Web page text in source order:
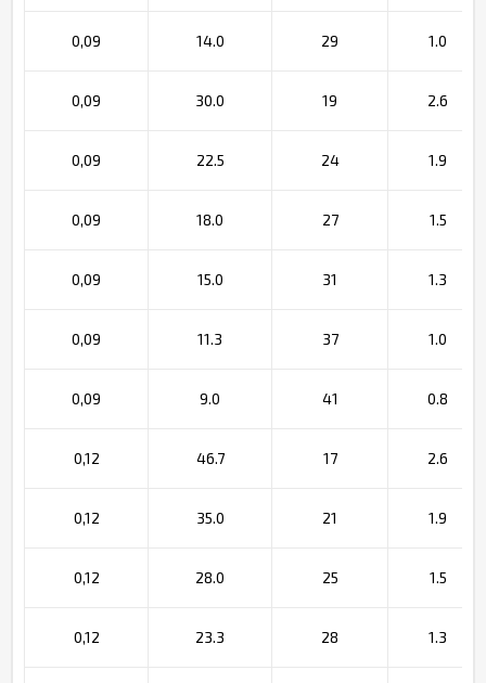
0,09 14.0 29 1.0
0,09 30.0 19 2.6
0,09 22.5 24 1.9
0,09 18.0 27 1.5
0,09 15.0 31 1.3
0,09 11.3 37 1.0
0,09 9.0 41 0.8
0,12 46.7 17 2.6
0,12 35.0 21 1.9
0,12 28.0 25 1.5
0,12 23.3 28 1.3